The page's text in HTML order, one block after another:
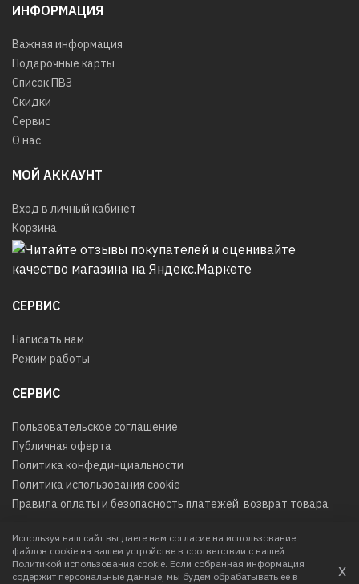
ИНФОРМАЦИЯ
Важная информация
Подарочные карты
Список ПВЗ
Скидки
Сервис
О нас
МОЙ АККАУНТ
Вход в личный кабинет
Корзина
СЕРВИС
Написать нам
Режим работы
СЕРВИС
Пользовательское соглашение
Публичная оферта
Политика конфединциальности
Политика использования cookie
Правила оплаты и безопасность платежей, возврат товара
© 2026Любое использование контента без письменного
разрешения запрещено
Используя наш сайт вы даете нам согласие на использование
файлов cookie на вашем устройстве в соответствии с нашей
Политикой использования cookie. Если собранная информация
содержит персональные данные, мы будем обрабатывать ее в
х